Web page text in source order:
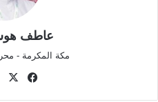
عاطف
مكة المكرمة -
في